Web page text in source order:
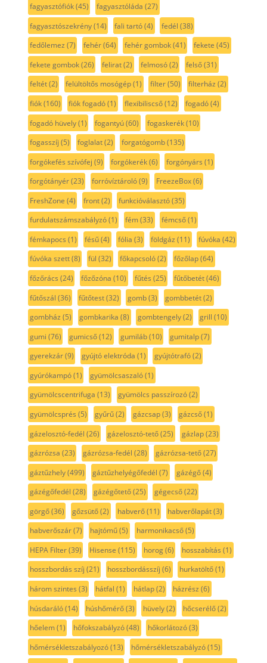
fagyasztófiók(45) fagyasztóláda (27)
fagyasztószekrény(14) fali tartó(4) fedél (38)
fedőlemez (7) fehér(64) fehér gombok(41) fekete (45)
fekete gombok(26) felirat(2) felmosó(2) felső(31)
feltét(2) felültöltős mosógép(1) filter(50) filterház (2)
fiók(160) fiók fogadó(1) flexibiliscső(12) fogadó(4)
fogadó hüvely(1) fogantyú(60) fogaskerék(10)
fogasszíj (5) foglalat(2) forgatógomb(135)
forgókefés szívófej (9) forgókerék(6) forgónyárs (1)
forgótányér(23) forróvíztároló(9) FreezeBox(6)
FreshZone (4) front(2) funkcióválasztó(35)
furdulatszámszabályzó(1) fém(33) fémcső(1)
fémkapocs (1) fésű(4) fólia (3) földgáz (11) fúvóka (42)
fúvóka szett(8) fül (32) főkapcsoló(2) főzőlap(64)
főzőrács (24) főzőzóna (10) fűtés (25) fűtőbetét(46)
fűtőszál (36) fűtőtest(32) gomb(3) gombbetét(2)
gombház (5) gombkarika (8) gombtengely(2) grill (10)
gumi (76) gumicső(12) gumiláb(10) gumitalp(7)
gyerekzár(9) gyújtó elektróda (1) gyújtótrafó(2)
gyúrókampó(1) gyümölcsaszaló(1)
gyümölcscentrifuga (13) gyümölcs passzírozó(2)
gyümölcsprés (5) gyűrű(2) gázcsap(3) gázcső(1)
gázelosztó-fedél (26) gázelosztó-tető(25) gázlap(23)
gázrózsa (23) gázrózsa-fedél (28) gázrózsa-tető(27)
gáztűzhely(499) gáztűzhelyégőfedél (7) gázégő(4)
gázégőfedél (28) gázégőtető(25) gégecső(22)
görgő(36) gőzsütő(2) habverő(11) habverőlapát(3)
habverőszár(7) hajtómű(5) harmonikacső(5)
HEPA Filter(39) Hisense (115) horog(6) hosszabítás (1)
hosszbordás szíj (21) hosszbordásszíj (6) hurkatöltő(1)
három szintes (3) hátfal (1) hátlap(2) házrész (6)
húsdaráló(14) húshőmérő(3) hüvely(2) hőcserélő(2)
hőelem(1) hőfokszabályzó(48) hőkorlátozó(3)
hőmérsékletszabályozó(13) hőmérsékletszabályzó(15)